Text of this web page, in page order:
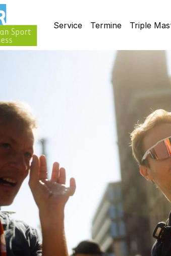
Service Termine Triple